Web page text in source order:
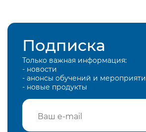
Подписка
Только важная информация:
- новости
- анонсы обучений и
- новые продукты